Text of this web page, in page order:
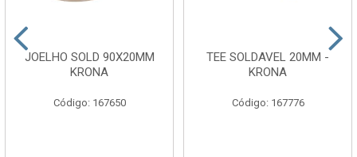
JOELHO SOLD 90X20MM
KRONA
Código: 167650
TEE SOLDAVEL 20MM -
KRONA
Código: 167776